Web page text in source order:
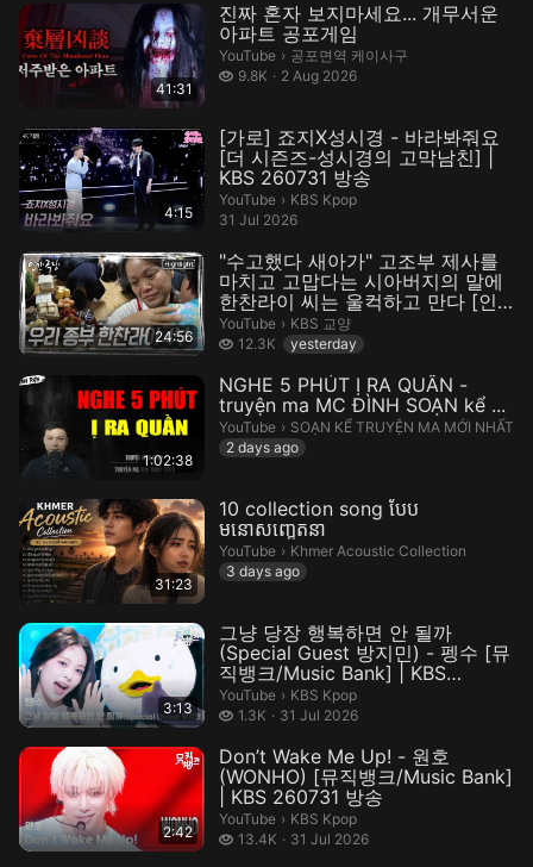
41:31
진짜 혼자 보지마세요... 개무서운
아파트 공포게임
YouTube › 공포면역 케이사구.
공포면역 케이사구
9.8K
9.8 thousand views
2 Aug 2026
4:15
[가로] 죠지X성시경 - 바라봐줘요
[더 시즌즈-성시경의 고막남친] |
KBS 260731 방송
YouTube › KBS Kpop.
KBS Kpop
31 Jul 2026
24:56
"수고했다 새아가" 고조부 제사를
마치고 고맙다는 시아버지의 말에
한찬라이 씨는 울컥하고 만다 [인
간극장] KBS 260806 방송
YouTube › KBS 교양.
KBS 교양
12.3K
12.3 thousand views
yesterday
1:02:38
NGHE 5 PHÚT Ị RA QUẦN -
truyện ma MC ĐÌNH SOẠN kể ...
YouTube › SOẠN KỂ TRUYỆN MA MỚI NHẤT.
SOẠN KỂ TRUYỆN MA MỚI NHẤT
2 days ago
31:23
10 collection song បែប
មនោសញ្ខេតនា
YouTube › Khmer Acoustic Collection.
Khmer Acoustic Collection
3 days ago
3:13
그냥 당장 행복하면 안 될까
(Special Guest 방지민) - 펭수 [뮤
직뱅크/Music Bank] | KBS
260731 방송
YouTube › KBS Kpop.
KBS Kpop
1.3K
1.3 thousand views
31 Jul 2026
2:42
Don’t Wake Me Up! - 원호
(WONHO) [뮤직뱅크/Music Bank]
| KBS 260731 방송
YouTube › KBS Kpop.
KBS Kpop
13.4K
13.4 thousand views
31 Jul 2026